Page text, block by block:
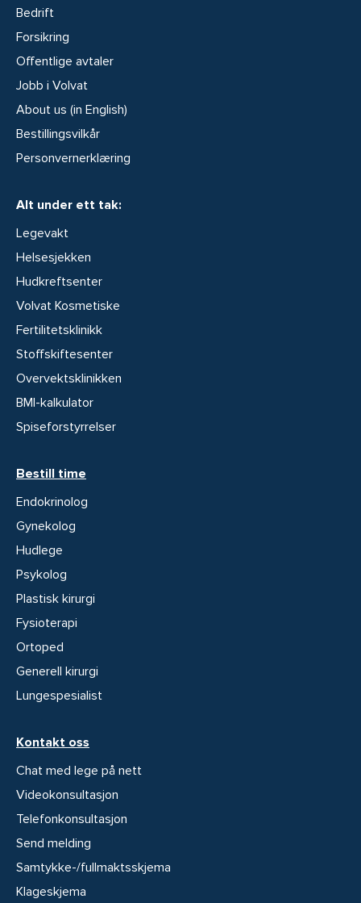
Bedrift
Forsikring
Offentlige avtaler
Jobb i Volvat
About us (in English)
Bestillingsvilkår
Personvernerklæring
Alt under ett tak:
Legevakt
Helsesjekken
Hudkreftsenter
Volvat Kosmetiske
Fertilitetsklinikk
Stoffskiftesenter
Overvektsklinikken
BMI-kalkulator
Spiseforstyrrelser
Bestill time
Endokrinolog
Gynekolog
Hudlege
Psykolog
Plastisk kirurgi
Fysioterapi
Ortoped
Generell kirurgi
Lungespesialist
Kontakt oss
Chat med lege på nett
Videokonsultasjon
Telefonkonsultasjon
Send melding
Samtykke-/fullmaktsskjema
Klageskjema